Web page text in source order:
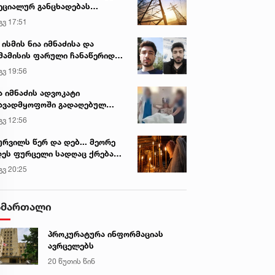
განცხადებას
17:51
ნია იმნაძისა და
ფარული ჩანაწერიდან
ავალიანის მკვლელობის
19:56
იმნაძის ადვოკატი
გადაღებულ
ავრცელებს
12:56
წერ და დებ... მეორე
ფურცელი სადღაც ქრება
სურვილი სრულდება...“ -
ტაძარი შიდა
20:25
პროკურატურა ინფორმაციას
ავრცელებს
20 წუთის წინ